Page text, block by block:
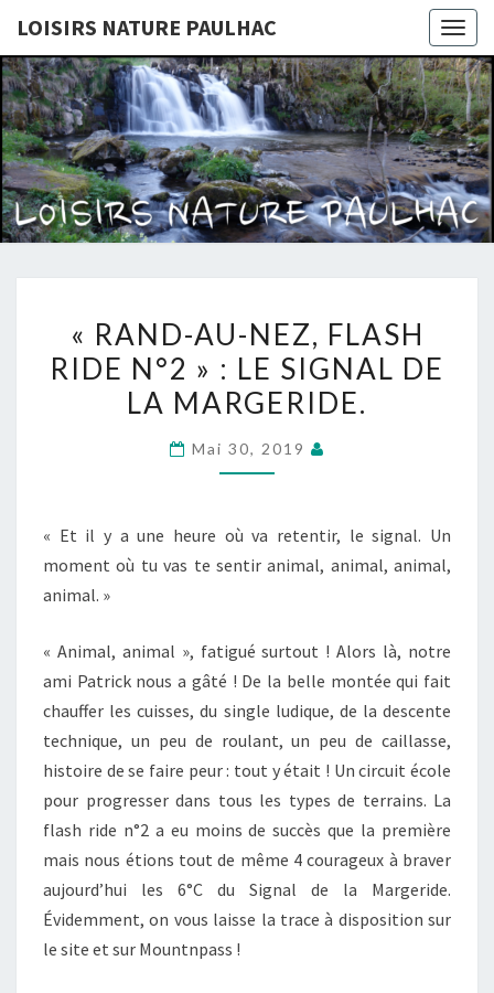
LOISIRS NATURE PAULHAC
LOISIRS
NATURE
PAULHAC
Site De
L'association
Loisirs
Nature
Paulhac
AU-
NEZ,
FLASH
N°2 »
SIGNAL
DE
« RAND-AU-NEZ, FLASH
RIDE N°2 » : LE SIGNAL DE
LA MARGERIDE.
Mai 30, 2019
« Et il y a une heure où va retentir, le signal. Un
moment où tu vas te sentir animal, animal, animal,
animal. »
« Animal, animal », fatigué surtout ! Alors là, notre
ami Patrick nous a gâté ! De la belle montée qui fait
chauffer les cuisses, du single ludique, de la descente
technique, un peu de roulant, un peu de caillasse,
histoire de se faire peur : tout y était ! Un circuit école
pour progresser dans tous les types de terrains. La
flash ride n°2 a eu moins de succès que la première
mais nous étions tout de même 4 courageux à braver
aujourd’hui les 6°C du Signal de la Margeride.
Évidemment, on vous laisse la trace à disposition sur
le site et sur Mountnpass !